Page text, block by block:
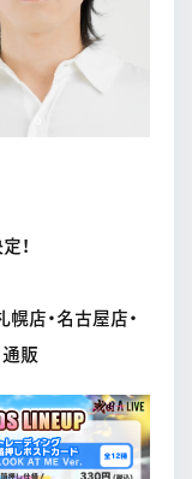
！
店・名古屋店・
販